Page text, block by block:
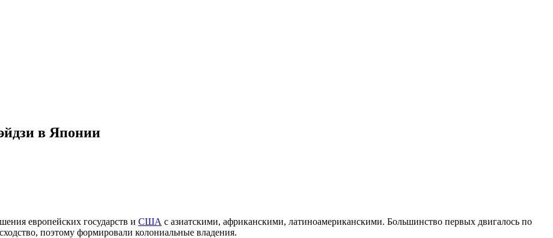
в Японии
европейских государств и США с азиатскими, африканскими, латиноамериканскими. Большинство первых двигалось по
поэтому формировали колониальные владения.